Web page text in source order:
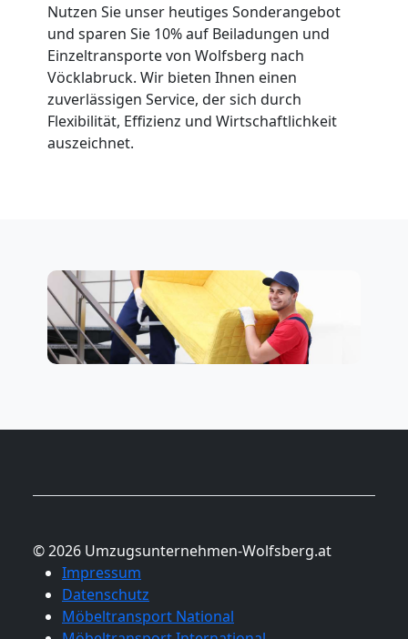
Nutzen Sie unser heutiges Sonderangebot
und sparen Sie 10% auf Beiladungen und
Einzeltransporte von Wolfsberg nach
Vöcklabruck. Wir bieten Ihnen einen
zuverlässigen Service, der sich durch
Flexibilität, Effizienz und Wirtschaftlichkeit
auszeichnet.
© 2026 Umzugsunternehmen-Wolfsberg.at
Impressum
Datenschutz
Möbeltransport National